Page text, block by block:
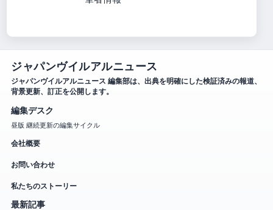
ジャパンヴイルアルニュース
ジャパンヴイルアルニュース 編集部は、出典を明確にした検証済みの報道、
背景更新、訂正を公開します。
編集デスク
昼版 継続更新の編集サイクル
会社概要
お問い合わせ
私たちのストーリー
最新記事